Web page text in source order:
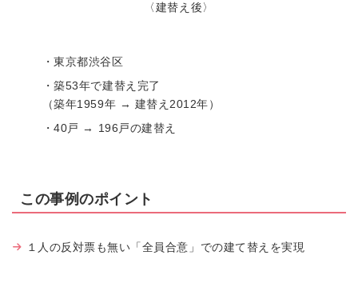
〈建替え後〉
・東京都渋谷区
・築53年で建替え完了
（築年1959年 → 建替え2012年）
・40戸 → 196戸の建替え
この事例のポイント
１人の反対票も無い「全員合意」での建て替えを実現